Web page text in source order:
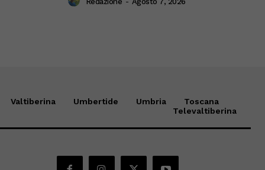
Valtiberina Umbertide Umbria
Toscana
Televaltiberina